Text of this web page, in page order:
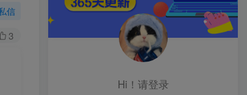
信
3
Hi！请登录